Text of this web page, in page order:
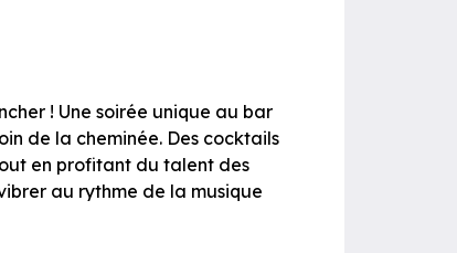
! Une soirée unique au bar
de la cheminée. Des cocktails
en profitant du talent des
au rythme de la musique